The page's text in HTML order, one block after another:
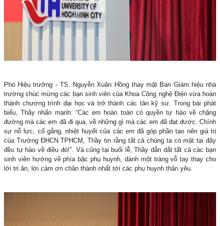
Phó Hiệu trưởng - TS. Nguyễn Xuân Hồng thay mặt Ban Giám hiệu nhà
trường chúc mừng các bạn sinh viên của Khoa Công nghệ Điện vừa hoàn
thành chương trình đại học và trở thành các tân kỹ sư. Trong bài phát
biểu, Thầy nhấn mạnh: “Các em hoàn toàn có quyền tự hào về chặng
đường mà các em đã đi qua, về những gì mà các em đã đạt được. Chính
sự nỗ lực, cố gắng, nhiệt huyết của các em đã góp phần tạo nên giá trị
của Trường ĐHCN TPHCM, Thầy tin rằng tất cả chúng ta có mặt tại đây
đều tự hào về điều đó!”. Và cũng tại buổi lễ, Thầy dẫn dắt tất cả các bạn
sinh viên hướng về phía bậc phụ huynh, dành một tràng vỗ tay thay cho
lời tri ân, lời cảm ơn chân thành nhất tới các phụ huynh thân yêu.